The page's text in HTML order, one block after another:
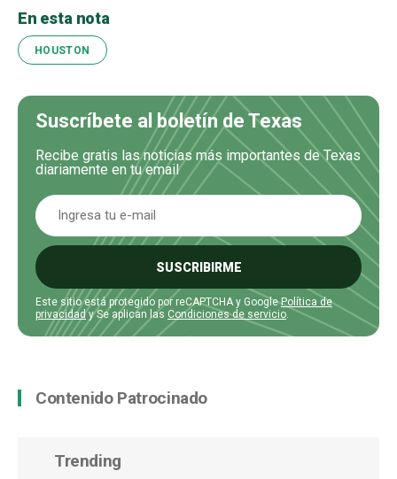
En esta nota
HOUSTON
Suscríbete al boletín de Texas
Recibe gratis las noticias más importantes de Texas
diariamente en tu email
SUSCRIBIRME
Este sitio está protegido por reCAPTCHA y GooglePolítica de
privacidady Se aplican las Condiciones de servicio
Contenido Patrocinado
Trending